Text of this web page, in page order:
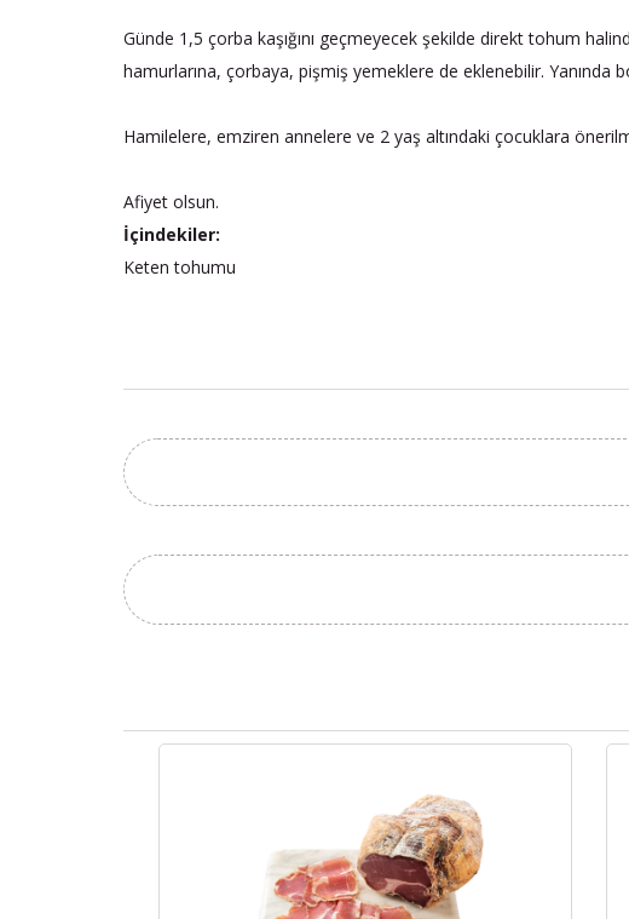
Günde 1,5 çorba kaşığını geçmeyecek şekilde direkt tohum
hamurlarına, çorbaya, pişmiş yemeklere de eklenebilir. Yanında
Hamilelere, emziren annelere ve 2 yaş altındaki çocuklara
Afiyet olsun.
İçindekiler:
Keten tohumu